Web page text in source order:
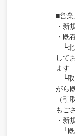
■営
・新
・既
└北
して
ます
└取
がら
（
もご
・新
└既